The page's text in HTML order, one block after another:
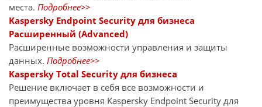
места. Подробнее>>
Kaspersky Endpoint Security для бизнеса
Расширенный (Advanced)
Расширенные возможности управления и защиты
данных. Подробнее>>
Kaspersky Total Security для бизнеса
Решение включает в себя все возможности и
преимущества уровня Kaspersky Endpoint Security для